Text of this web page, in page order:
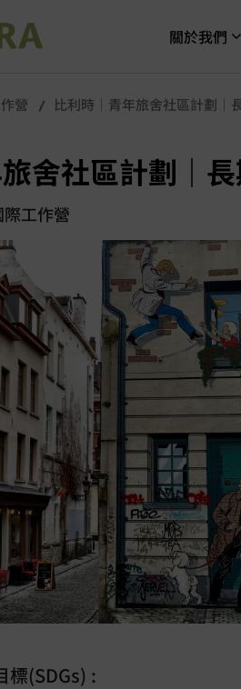
關於我們
營 比利時｜青年旅舍社區計劃｜
舍社區計劃｜
際工作營
標(SDGs) :